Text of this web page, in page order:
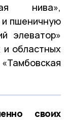
нива»,
и пшеничную
элеватор»
и областных
своих